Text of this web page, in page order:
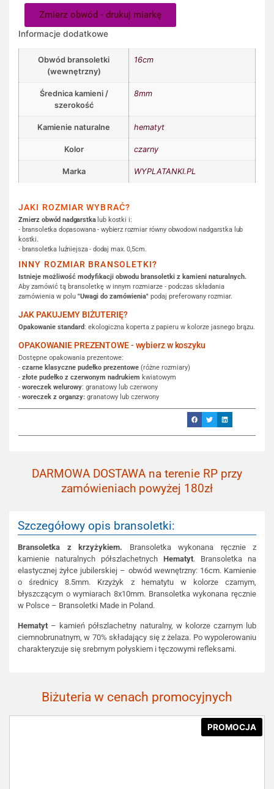
Zmierz obwód - drukuj miarkę
Informacje dodatkowe
Obwód bransoletki
(wewnętrzny)
16cm
Średnica kamieni /
szerokość
8mm
Kamienie naturalne hematyt
Kolor czarny
Marka WYPLATANKI.PL
JAKI ROZMIAR WYBRAĆ?
Zmierz obwód nadgarstkalub kostki i:
- bransoletka dopasowana - wybierz rozmiar równy obwodowi nadgarstka lub
kostki.
- bransoletka luźniejsza - dodaj max. 0,5cm.
INNY ROZMIAR BRANSOLETKI?
Istnieje możliwość modyfikacji obwodu bransoletki z kamieni naturalnych.
Aby zamówić tą bransoletkę w innym rozmiarze - podczas składania
zamówienia w polu "Uwagi do zamówienia" podaj preferowany rozmiar.
JAK PAKUJEMY BIŻUTERIĘ?
Opakowanie standard: ekologiczna koperta z papieru w kolorze jasnego brązu.
OPAKOWANIE PREZENTOWE - wybierz w koszyku
Dostępne opakowania prezentowe:
- czarne klasyczne pudełko prezentowe (różne rozmiary)
- złote pudełko z czerwonym nadrukiem kwiatowym
- woreczek welurowy: granatowy lub czerwony
- woreczek z organzy: granatowy lub czerwony
DARMOWA DOSTAWA na terenie RP przy
zamówieniach powyżej 180zł
Szczegółowy opis bransoletki:
Bransoletka z krzyżykiem. Bransoletka wykonana ręcznie z
kamienie naturalnych półszlachetnych Hematyt. Bransoletka na
elastycznej żyłce jubilerskiej – obwód wewnętrzny: 16cm. Kamienie
o średnicy 8.5mm. Krzyżyk z hematytu w kolorze czarnym,
błyszczącym o wymiarach 8x10mm. Bransoletka wykonana ręcznie
w Polsce – Bransoletki Made in Poland.
Hematyt – kamień półszlachetny naturalny, w kolorze czarnym lub
ciemnobrunatnym, w 70% składający się z żelaza. Po wypolerowaniu
charakteryzuje się srebrnym połyskiem i tęczowymi refleksami.
Biżuteria w cenach promocyjnych
PROMOCJA